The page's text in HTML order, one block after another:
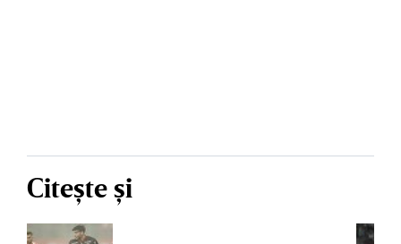
Citește și